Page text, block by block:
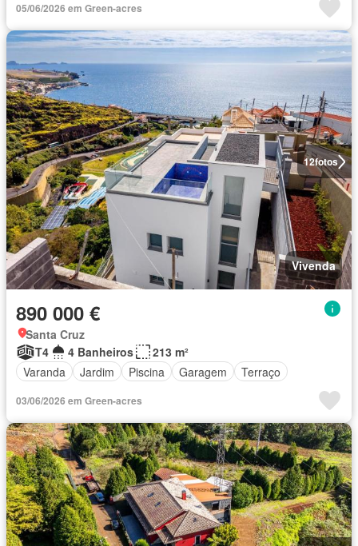
05/06/2026 em Green-acres
12fotos
Vivenda
890 000 €
Santa Cruz
T4
4 Banheiros
213 m²
Varanda
Jardim Piscina Garagem Terraço
03/06/2026 em Green-acres